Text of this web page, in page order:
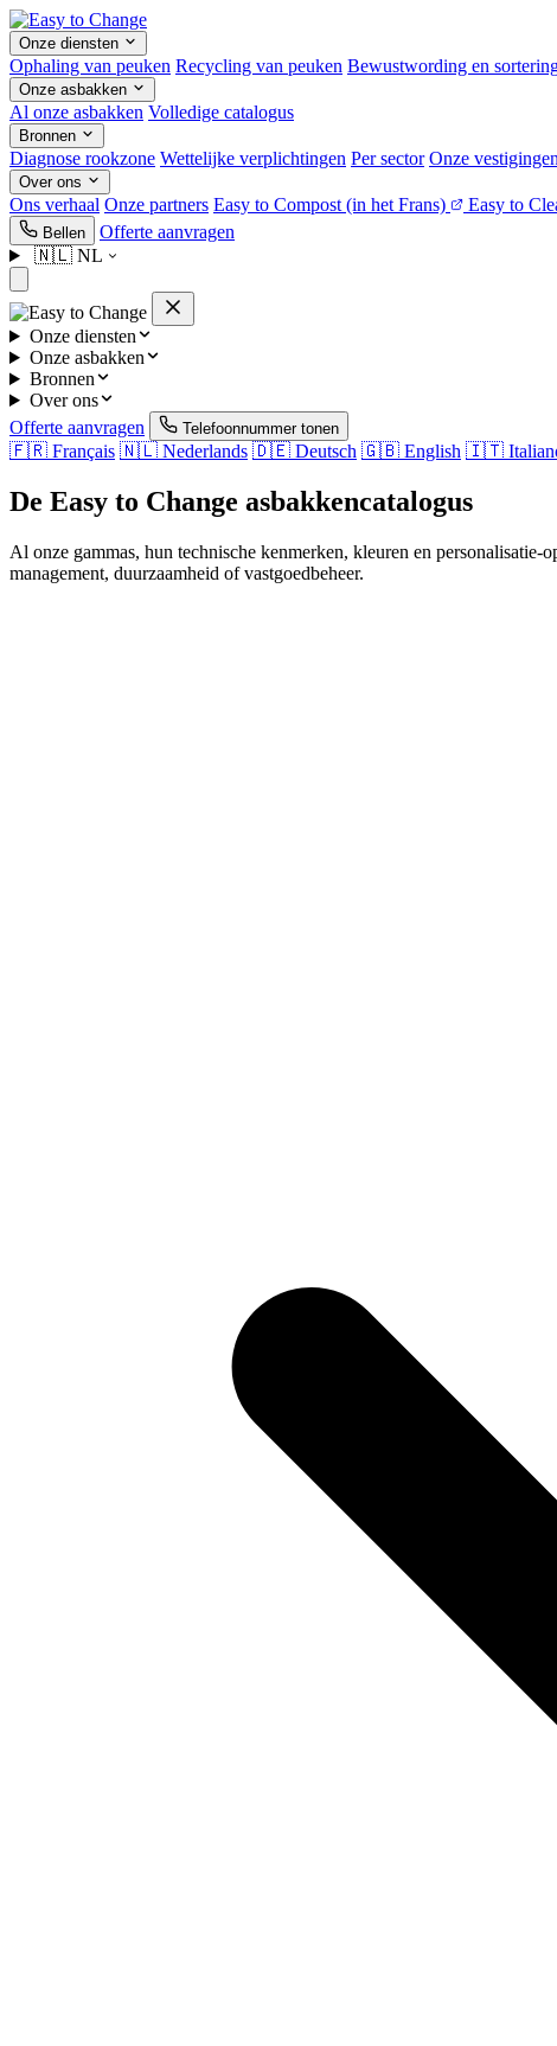
Onze diensten
Ophaling van peuken Recycling van peuken Bewustwording en
Onze asbakken
Al onze asbakken Volledige catalogus
Bronnen
Diagnose rookzone Wettelijke verplichtingen Per sector Onze vestigingen
Over ons
Ons verhaal Onze partners Easy to Compost (in het Frans) Easy to
Bellen
Offerte aanvragen
🇳🇱 NL
Onze diensten
Onze asbakken
Bronnen
Over ons
Offerte aanvragen
Telefoonnummer tonen
🇫🇷 Français 🇳🇱 Nederlands 🇩🇪 Deutsch 🇬🇧 English 🇮🇹
De Easy to Change asbakkencatalogus
Al onze gammas, hun technische kenmerken, kleuren en
management, duurzaamheid of vastgoedbeheer.